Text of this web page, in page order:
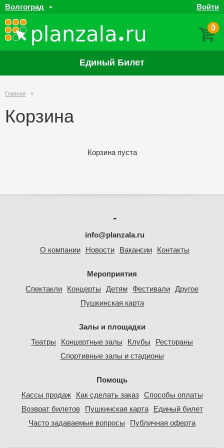
Волгоград Войти
0
Единый Билет
Главная »
Корзина
Корзина пуста
Мероприятия
Спектакли
Концерты Детям Фестивали Другое
Пушкинская карта
Залы и площадки
Театры
Концертные залы Клубы
Рестораны
Спортивные залы и стадионы
Помощь
Кассы продаж
Как сделать заказ
Способы оплаты
Возврат билетов
Пушкинская карта
Единый билет
Часто задаваемые вопросы
Публичная оферта
-
info@planzala.ru
О компании
Новости Вакансии Контакты